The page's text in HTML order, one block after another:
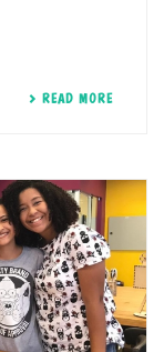
READ MORE